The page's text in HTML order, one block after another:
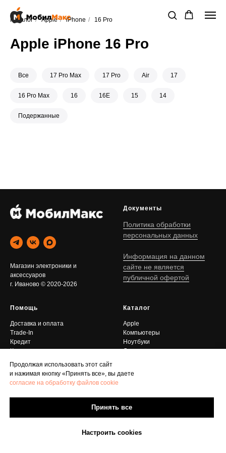
Продолжая использовать этот сайт
и нажимая кнопку «Принять все», вы даете
согласие на обработку файлов cookie
Принять все
Настроить cookies
Каталог / Apple / iPhone / 16 Pro
Apple iPhone 16 Pro
Все 17 Pro Max 17 Pro Air 17
16 Pro Max 16 16E 15 14
Подержанные
Магазин электроники и
аксессуаров
г. Иваново © 2020-2026
Документы
Политика обработки
персональных данных
Информация на данном
сайте не является
публичной офертой
Помощь
Доставка и оплата
Trade-In
Кредит
Контакты
Каталог
Apple
Компьютеры
Ноутбуки
Другое